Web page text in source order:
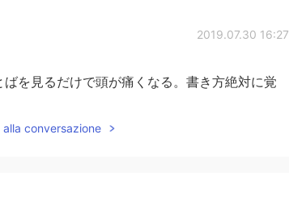
2019.07.30 16:27
を見るだけで頭が痛くなる。書き方絶対に覚
conversazione